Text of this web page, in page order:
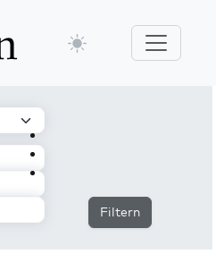
Filtern